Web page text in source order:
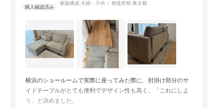
家族構成:夫婦・子供 都道府県:東京都
横浜のショールームで実際に座ってみた際に、肘掛け部分のサ
イドテーブルがとても便利でデザイン性も高く、「これにしよ
う」と決めました。